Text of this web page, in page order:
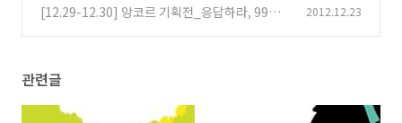
[12.29-12.30] 앙코르 기획전_응답하라, 99% 2012.12.23
관련글